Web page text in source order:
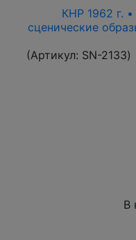
КНР 1962 г. •
сценические
(Артикул: SN-2133)
В